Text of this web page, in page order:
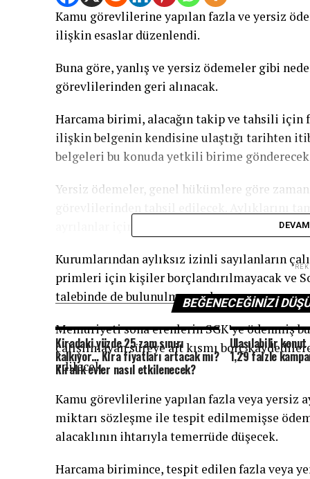
Kamu görevlilerine yapılan fazla ve yersiz
ilişkin esaslar düzenlendi.
Buna göre, yanlış ve yersiz ödemeler gibi
görevlilerinden geri alınacak.
Harcama birimi, alacağın takip ve tahsili
ilişkin belgenin kendisine ulaştığı tarihten
belgeleri bu konuda yetkili birime
Yersiz ödemeler, genel hükümlere göre
ayrılanlar için peşin ödenmiş aylığın
Kurumlarından aylıksız izinli sayılanların
primleri için kişiler borçlandırılmayacak ve
talebinde de bulunulmayacak.
Memuriyeti sona erenlerin SGK’ye ödenmiş
çalışılmayan süreye ait kısmı borç
edilecek.
Kamu görevlilerine yapılan fazla veya yersiz
miktarı sözleşme ile tespit edilmemişse
alacaklının ihtarıyla temerrüde düşecek.
Harcama birimince, tespit edilen fazla veya
BEĞENECEĞINIZI
Kiradaki yüzde 25 zam sınırı
kalkıyor… Kira fiyatları artacak mı?
Kiralık evler nasıl etkilenecek?
Ulaşılabilir konut
1,29 faizle